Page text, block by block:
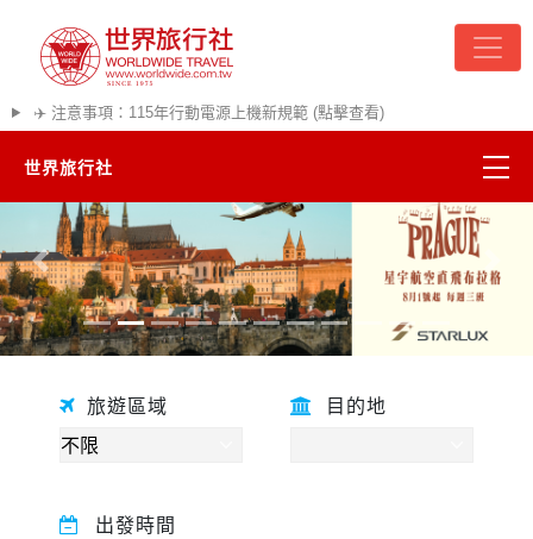
✈️ 注意事項：115年行動電源上機新規範 (點擊查看)
世界旅行社
精彩越南
熱門韓國
超夯日本
往前 往後
旅遊區域 目的地
出發時間